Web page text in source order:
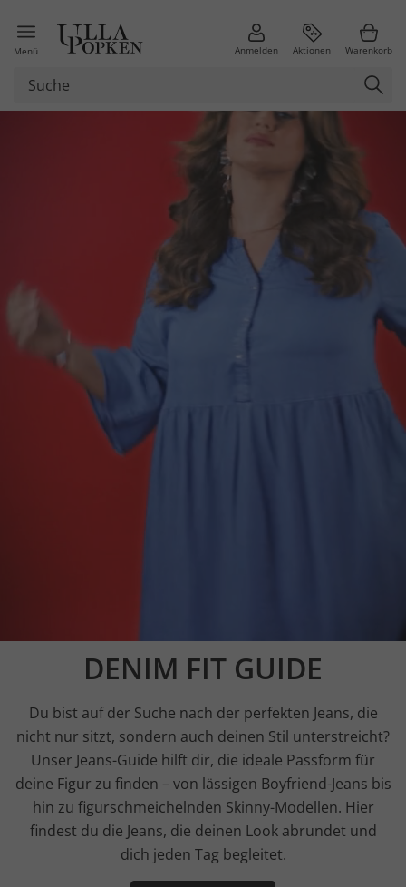
Menü Anmelden Aktionen Warenkorb
DENIM FIT GUIDE
Du bist auf der Suche nach der perfekten Jeans, die
nicht nur sitzt, sondern auch deinen Stil unterstreicht?
Unser Jeans-Guide hilft dir, die ideale Passform für
deine Figur zu finden – von lässigen Boyfriend-Jeans bis
hin zu figurschmeichelnden Skinny-Modellen. Hier
findest du die Jeans, die deinen Look abrundet und
dich jeden Tag begleitet.